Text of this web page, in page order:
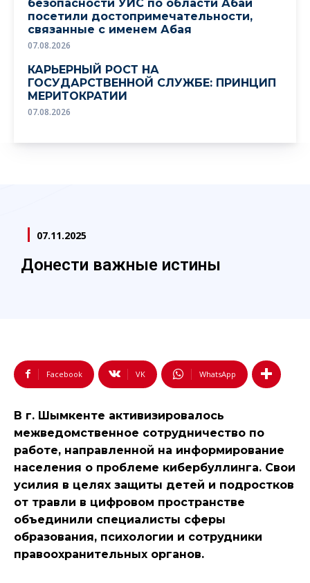
безопасности УИС по области Абай
посетили достопримечательности,
связанные с именем Абая
07.08.2026
КАРЬЕРНЫЙ РОСТ НА
ГОСУДАРСТВЕННОЙ СЛУЖБЕ: ПРИНЦИП
МЕРИТОКРАТИИ
07.08.2026